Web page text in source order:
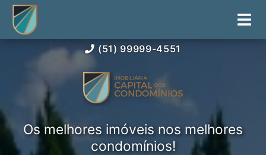
(51) 99999-4551
Os melhores imóveis nos melhores
condomínios!